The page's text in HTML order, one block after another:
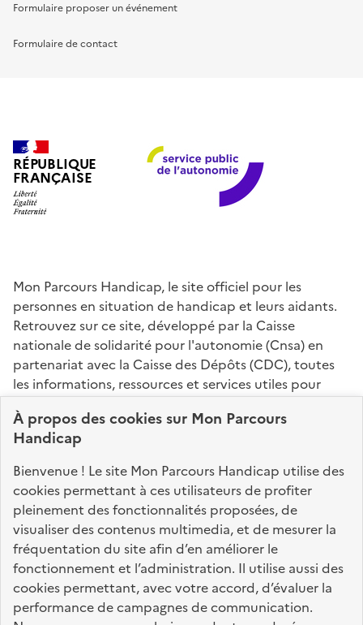
À propos descookiessur Mon Parcours
Handicap
Bienvenue ! Le site Mon Parcours Handicap utilise des
cookies permettant à ces utilisateurs de profiter
pleinement des fonctionnalités proposées, de
visualiser des contenus multimedia, et de mesurer la
fréquentation du site afin d’en améliorer le
fonctionnement et l’administration. Il utilise aussi des
cookies permettant, avec votre accord, d’évaluer la
performance de campagnes de communication.
Formulaire proposer un événement
Formulaire de contact
RÉPUBLIQUE
FRANÇAISE
Mon Parcours Handicap, le site officiel pour les
personnes en situation de handicap et leurs aidants.
Retrouvez sur ce site, développé par la Caisse
nationale de solidarité pour l'autonomie (Cnsa) en
partenariat avec la Caisse des Dépôts (CDC), toutes
les informations, ressources et services utiles pour
connaître vos droits, effectuer vos démarches,
identifier vos interlocuteurs.
Nos sites partenaires
info.gouv.fr service-public.fr legifrance.gouv.fr
data.gouv.fr
Nos partenaires